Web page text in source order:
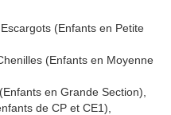
(Enfants en Petite
(Enfants en Moyenne
en Grande Section),
de CP et CE1),